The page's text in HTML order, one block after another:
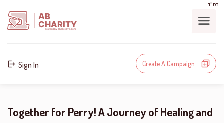
בס"ד
AB
CHARITY
powerd by ahblicklive.com
Sign In Create A Campaign
Together for Perry! A Journey of Healing and